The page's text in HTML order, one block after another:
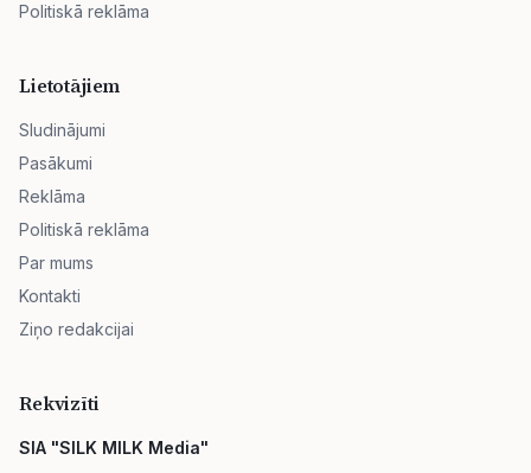
Politiskā reklāma
Lietotājiem
Sludinājumi
Pasākumi
Reklāma
Politiskā reklāma
Par mums
Kontakti
Ziņo redakcijai
Rekvizīti
SIA "SILK MILK Media"